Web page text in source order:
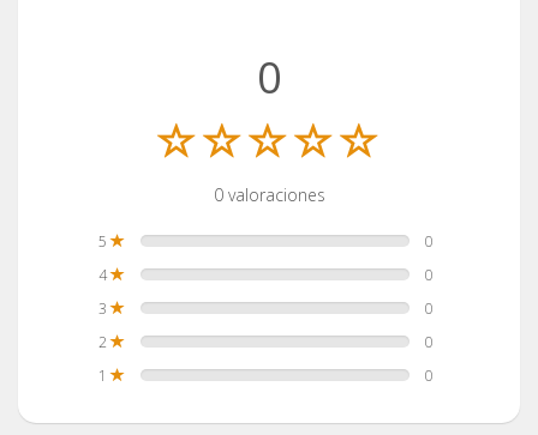
0
0 valoraciones
5
0
4
0
3
0
2
0
1
0